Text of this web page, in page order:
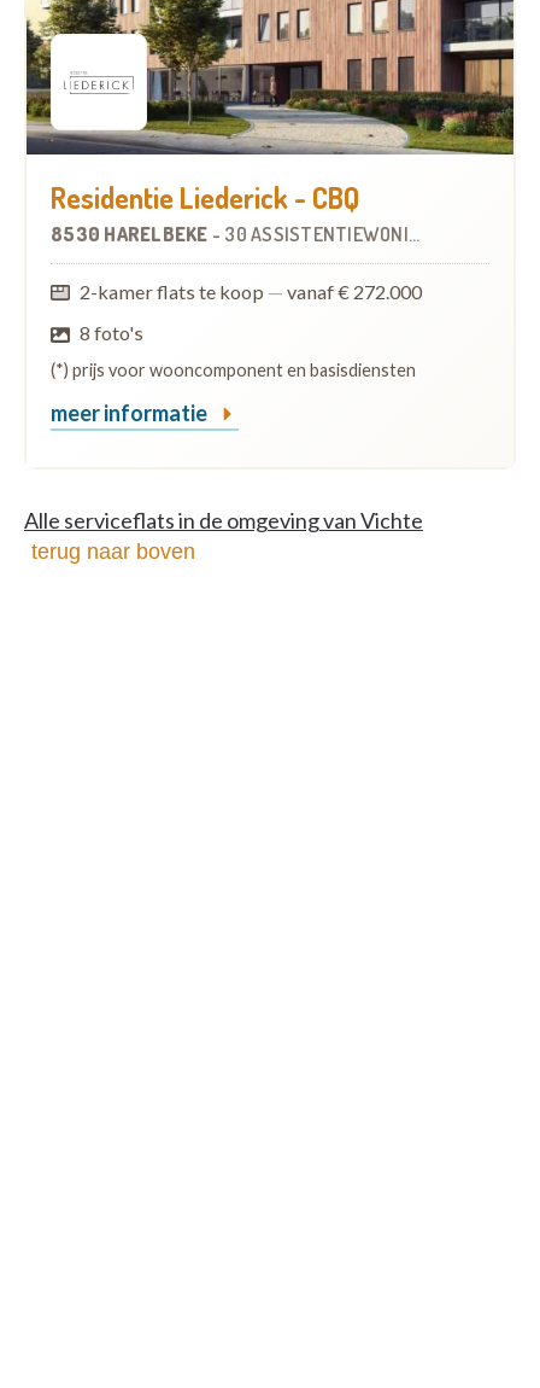
Residentie Liederick - CBQ
8530 HARELBEKE - 30 ASSISTENTIEWONINGEN
2-kamer flats te koop — vanaf € 272.000
8 foto's
(*) prijs voor wooncomponent en basisdiensten
meer informatie
Alle serviceflats in de omgeving van Vichte
terug naar boven